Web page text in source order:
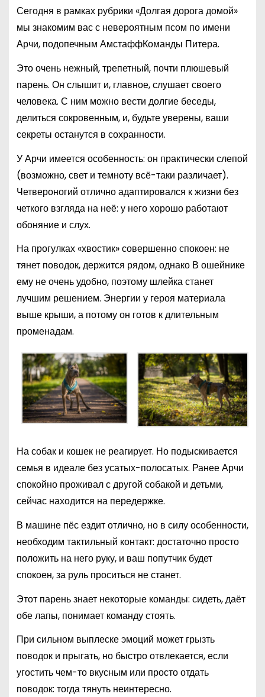
Сегодня в рамках рубрики «Долгая дорога домой»
мы знакомим вас с невероятным псом по имени
Арчи, подопечным АмстаффКоманды Питера.
Это очень нежный, трепетный, почти плюшевый
парень. Он слышит и, главное, слушает своего
человека. С ним можно вести долгие беседы,
делиться сокровенным, и, будьте уверены, ваши
секреты останутся в сохранности.
У Арчи имеется особенность: он практически слепой
(возможно, свет и темноту всё-таки различает).
Четвероногий отлично адаптировался к жизни без
четкого взгляда на неё: у него хорошо работают
обоняние и слух.
На прогулках «хвостик» совершенно спокоен: не
тянет поводок, держится рядом, однако В ошейнике
ему не очень удобно, поэтому шлейка станет
лучшим решением. Энергии у героя материала
выше крыши, а потому он готов к длительным
променадам.
На собак и кошек не реагирует. Но подыскивается
семья в идеале без усатых-полосатых. Ранее Арчи
спокойно проживал с другой собакой и детьми,
сейчас находится на передержке.
В машине пёс ездит отлично, но в силу особенности,
необходим тактильный контакт: достаточно просто
положить на него руку, и ваш попутчик будет
спокоен, за руль проситься не станет.
Этот парень знает некоторые команды: сидеть, даёт
обе лапы, понимает команду стоять.
При сильном выплеске эмоций может грызть
поводок и прыгать, но быстро отвлекается, если
угостить чем-то вкусным или просто отдать
поводок: тогда тянуть неинтересно.